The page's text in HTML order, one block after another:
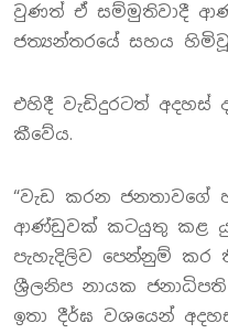
වුණත් ඒ සම්මුතිවාදී
ජත්‍යන්තරයේ සහය
එහිදී වැඩිදුරටත් අදහස්
කීවේය.
“වැඩ කරන
ආණ්ඩුවක් කටයුතු කළ
පැහැදිලිව පෙන්නුම් කර
ශ්‍රීලනිප නායක
ඉතා දීර්ඝ වශයෙන්